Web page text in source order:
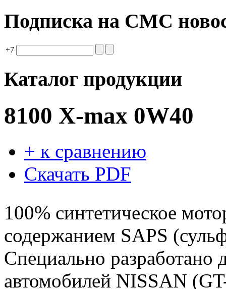
Подписка на СМС
+7
Каталог продукции
8100 X-max 0W40
+ к сравнению
Скачать PDF
100% синтетическое
содержанием SAPS
Специально
автомобилей NISSAN